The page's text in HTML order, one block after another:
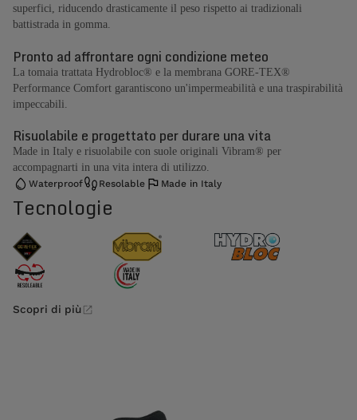
superfici, riducendo drasticamente il peso rispetto ai tradizionali
battistrada in gomma.
Pronto ad affrontare ogni condizione meteo
La tomaia trattata Hydrobloc® e la membrana GORE-TEX®
Performance Comfort garantiscono un'impermeabilità e una traspirabilità
impeccabili.
Risuolabile e progettato per durare una vita
Made in Italy e risuolabile con suole originali Vibram® per
accompagnarti in una vita intera di utilizzo.
Waterproof Resolable Made in Italy
Tecnologie
Scopri di più